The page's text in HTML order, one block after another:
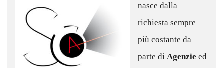
nasce dalla
richiesta sempre
più costante da
parte di Agenzie ed